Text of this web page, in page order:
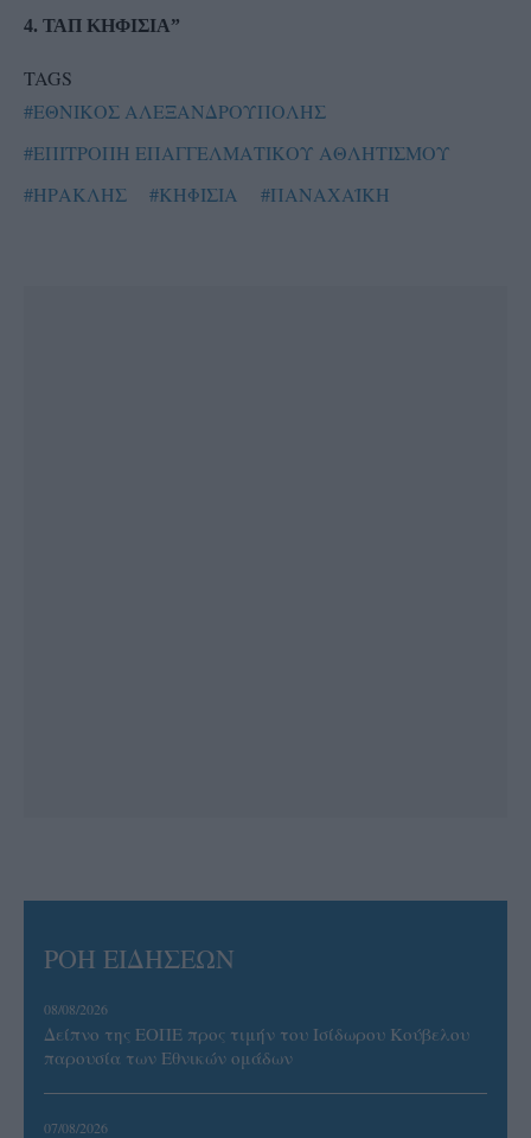
4. ΤΑΠ ΚΗΦΙΣΙΑ”
TAGS
#ΕΘΝΙΚΟΣ ΑΛΕΞΑΝΔΡΟΥΠΟΛΗΣ
#ΕΠΙΤΡΟΠΗ ΕΠΑΓΓΕΛΜΑΤΙΚΟΥ ΑΘΛΗΤΙΣΜΟΥ
#ΗΡΑΚΛΗΣ
#ΚΗΦΙΣΙΑ #ΠΑΝΑΧΑΪΚΗ
ΡΟΗ ΕΙΔΗΣΕΩΝ
08/08/2026
Δείπνο της ΕΟΠΕ προς τιμήν του Ισίδωρου Κούβελου
παρουσία των Εθνικών ομάδων
07/08/2026